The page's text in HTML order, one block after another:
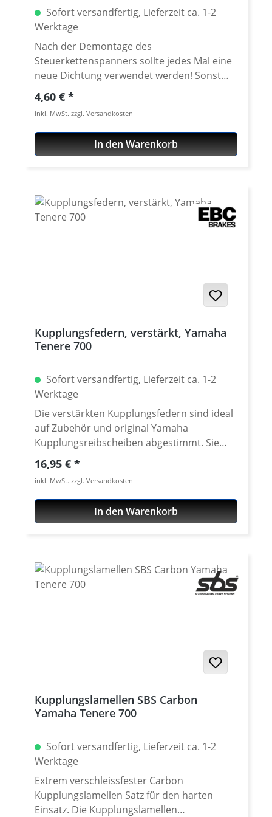
Sofort versandfertig, Lieferzeit ca. 1-2
Werktage
Nach der Demontage des
Steuerkettenspanners sollte jedes Mal eine
neue Dichtung verwendet werden! Sonst
tropft es... Dichtet den Steuerkettenspanner
zum Motor ab. Erstausrüster Qualität!
Wasserstrahl-geschnittene Dichtung. OEM
Vergleichs-Nr.: 1WS-12213-00-00 Passend
für alle: Yamaha Tenere 700 ab 2019
Tenere 700 World Rally ab 2023 Yamaha
Tenere 700 Extreme ab 2023 Yamaha
Tenere 700 Explore ab 2023
Regulärer Preis:
4,60 €
inkl. MwSt. zzgl. Versandkosten
In den Warenkorb
Kupplungsfedern, verstärkt, Yamaha
Tenere 700
Sofort versandfertig, Lieferzeit ca. 1-2
Werktage
Die verstärkten Kupplungsfedern sind ideal
auf Zubehör und original Yamaha
Kupplungsreibscheiben abgestimmt. Sie
sind etwa 10% härter als dieOriginal
Kupplungsfedern. Für den Einsatz im Super
Moto oder im Gelände die optimal Lösung.
Lieferung als kompletter Satz. Passend für
alle: · Yamaha Tenere 700 ab 2019
Regulärer Preis:
16,95 €
inkl. MwSt. zzgl. Versandkosten
In den Warenkorb
Kupplungslamellen SBS Carbon
Yamaha Tenere 700
Sofort versandfertig, Lieferzeit ca. 1-2
Werktage
Extrem verschleissfester Carbon
Kupplungslamellen Satz für den harten
Einsatz. Die Kupplungslamellen